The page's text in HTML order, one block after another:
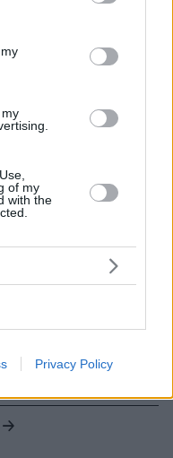
its third-party tags to
in below Google
of my
with the
Privacy Policy
ημέρες
σκότωσε δύο
διαδήλωση στο
στον κόσμο
δύο